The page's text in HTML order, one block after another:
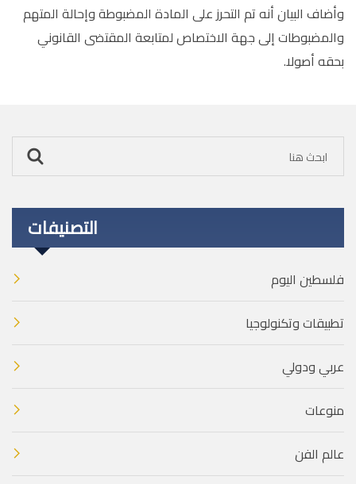
وأضاف البيان أنه تم التحرز على المادة المضبوطة وإحالة المتهم
والمضبوطات إلى جهة الاختصاص لمتابعة المقتضى القانوني
بحقه أصولا.
التصنيفات
فلسطين اليوم
تطبيقات وتكنولوجيا
عربي ودولي
منوعات
عالم الفن